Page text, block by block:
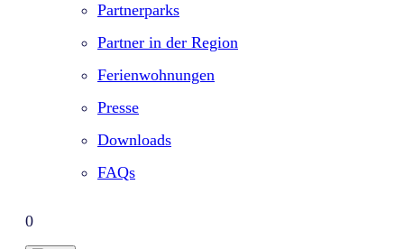
Partnerparks
Partner in der Region
Ferienwohnungen
Presse
Downloads
FAQs
0